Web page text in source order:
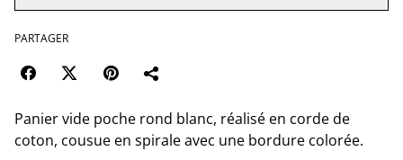
PARTAGER
Panier vide poche rond blanc, réalisé en corde de
coton, cousue en spirale avec une bordure colorée.